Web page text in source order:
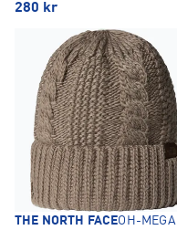
280 kr
THE NORTH FACEOH-MEGA